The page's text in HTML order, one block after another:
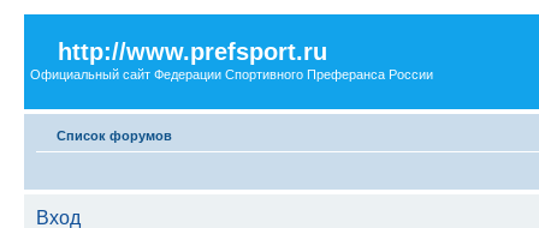
http://www.prefsport.ru
Официальный сайт Федерации Спортивного Преферанса России
Список форумов
Вход